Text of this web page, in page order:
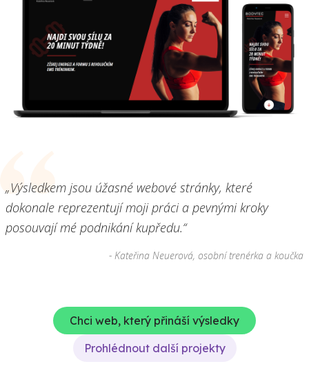
„Výsledkem jsou úžasné webové stránky, které
dokonale reprezentují moji práci a pevnými kroky
posouvají mé podnikání kupředu.“
- Kateřina Neuerová, osobní trenérka a koučka
Chci web, který přináší výsledky
Prohlédnout další projekty